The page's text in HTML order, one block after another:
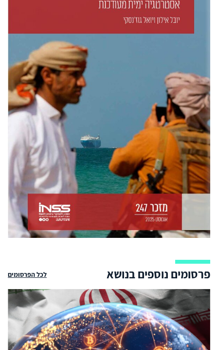
פרסומים נוספים בנושא לכל הפרסומים